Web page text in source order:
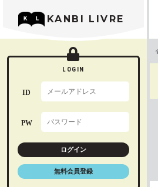
KANBI LIVRE
LOGIN
ID
PW
ログイン
無料会員登録